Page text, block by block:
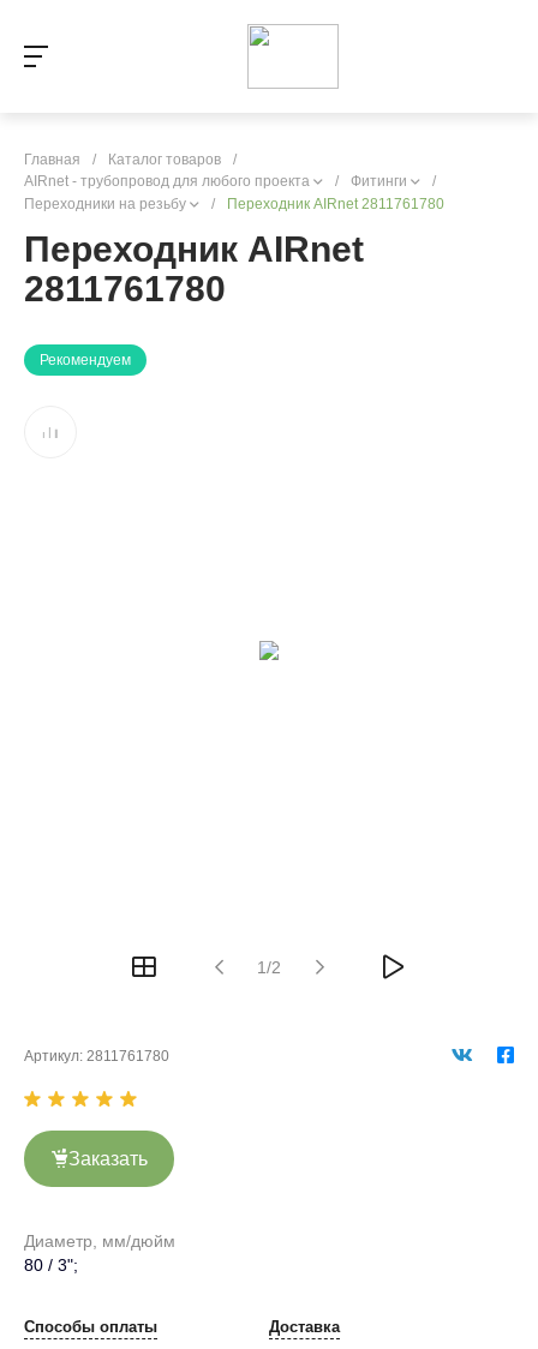
Главная / Каталог товаров
/
AIRnet - трубопровод для любого проекта
/ Фитинги
/
Переходники на резьбу
/ Переходник AIRnet 2811761780
Переходник AIRnet
2811761780
Рекомендуем
1/2
Артикул: 2811761780
Заказать
Диаметр, мм/дюйм
80 / 3";
Способы оплаты Доставка